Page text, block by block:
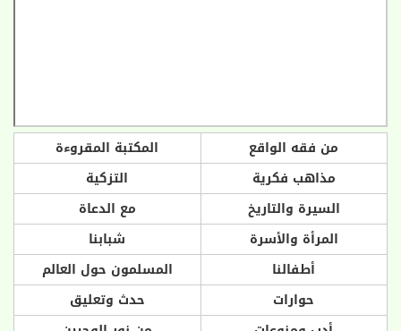
من فقه الواقع
المكتبة المقروءة
مذاهب فكرية
التزكية
السيرة والتاريخ
مع الدعاة
المرأة والأسرة
شبابنا
أطفالنا
المسلمون حول العالم
حوارات
حدث وتعليق